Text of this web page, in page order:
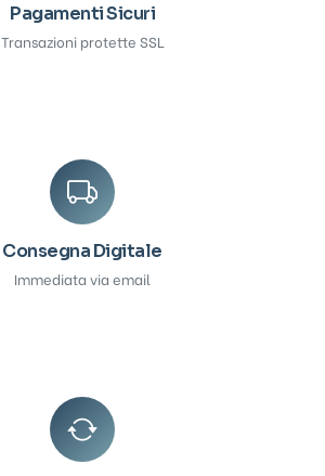
Pagamenti Sicuri
Transazioni protette SSL
Consegna Digitale
Immediata via email